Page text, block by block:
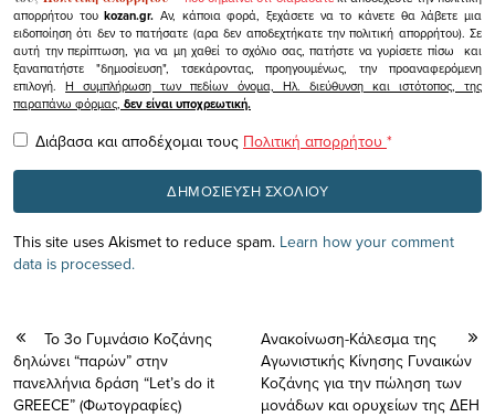
απορρήτου τουkozan.gr. Αν, κάποια φορά, ξεχάσετε να το κάνετε θα λάβετε μια
ειδοποίηση ότι δεν το πατήσατε (αρα δεν αποδεχτήκατε την πολιτική απορρήτου). Σε
αυτή την περίπτωση, για να μη χαθεί το σχόλιο σας, πατήστε να γυρίσετε πίσω και
ξαναπατήστε "δημοσίευση", τσεκάροντας, προηγουμένως, την προαναφερόμενη
επιλογή.Η συμπλήρωση των πεδίων όνομα, Ηλ. διεύθυνση και ιστότοπος, της
παραπάνω φόρμας, δεν είναι υποχρεωτική.
Διάβασα και αποδέχομαι τους Πολιτική απορρήτου *
This site uses Akismet to reduce spam. Learn how your comment
data is processed.
Το 3ο Γυμνάσιο Κοζάνης
δηλώνει “παρών” στην
πανελλήνια δράση “Let’s do it
GREECE” (Φωτογραφίες)
Ανακοίνωση-Κάλεσμα της
Αγωνιστικής Κίνησης Γυναικών
Κοζάνης για την πώληση των
μονάδων και ορυχείων της ΔΕΗ